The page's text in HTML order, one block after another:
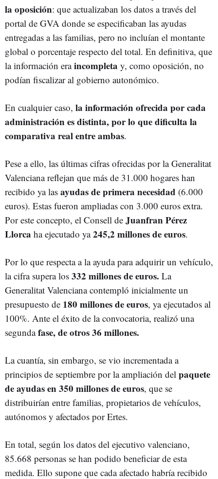
la oposición: que actualizaban los datos a través del
portal de GVA donde se especificaban las ayudas
entregadas a las familias, pero no incluían el montante
global o porcentaje respecto del total. En definitiva, que
la información eraincompleta y, como oposición, no
podían fiscalizar al gobierno autonómico.
En cualquier caso, la información ofrecida por cada
administración es distinta, por lo que dificulta la
comparativa real entre ambas.
Pese a ello, las últimas cifras ofrecidas por la Generalitat
Valenciana reflejan que más de 31.000 hogares han
recibido ya las ayudas de primera necesidad (6.000
euros). Estas fueron ampliadas con 3.000 euros extra.
Por este concepto, el Consell de Juanfran Pérez
Llorca ha ejecutado ya245,2 millones de euros.
Por lo que respecta a la ayuda para adquirir un vehículo,
la cifra supera los 332 millones de euros. La
Generalitat Valenciana contempló inicialmente un
presupuesto de 180 millones de euros, ya ejecutados al
100%. Ante el éxito de la convocatoria, realizó una
segundafase, de otros 36 millones.
La cuantía, sin embargo, se vio incrementada a
principios de septiembre por la ampliación del paquete
de ayudas en 350 millones de euros, que se
distribuirían entre familias, propietarios de vehículos,
autónomos y afectados por Ertes.
En total, según los datos del ejecutivo valenciano,
85.668 personas se han podido beneficiar de esta
medida. Ello supone que cada afectado habría recibido